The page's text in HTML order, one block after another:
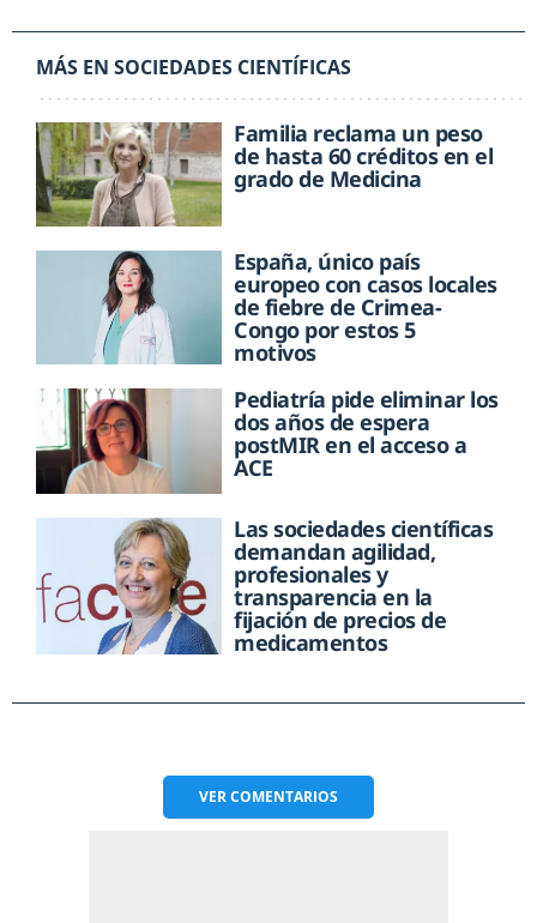
MÁS EN SOCIEDADES CIENTÍFICAS
Familia reclama un peso
de hasta 60 créditos en el
grado de Medicina
España, único país
europeo con casos locales
de fiebre de Crimea-
Congo por estos 5
motivos
Pediatría pide eliminar los
dos años de espera
postMIR en el acceso a
ACE
Las sociedades científicas
demandan agilidad,
profesionales y
transparencia en la
fijación de precios de
medicamentos
VERCOMENTARIOS